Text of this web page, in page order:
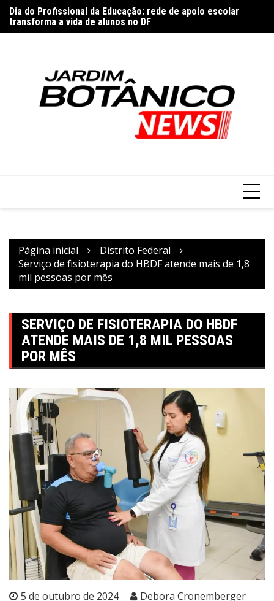
para
o
Dia do Profissional da Educação: rede de apoio escolar
transforma a vida de alunos no DF
Página inicial
Distrito Federal
Serviço de fisioterapia do HBDF atende mais de 1,8
mil pessoas por mês
SERVIÇO DE FISIOTERAPIA DO HBDF
ATENDE MAIS DE 1,8 MIL PESSOAS
POR MÊS
5 de outubro de 2024
Debora Cronemberger